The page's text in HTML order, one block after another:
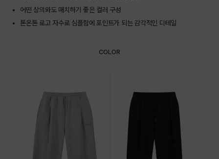
어떤 상의와도 매치하기 좋은 컬러 구성
톤온톤 로고 자수로 심플함에 포인트가 되는 감각적인 디테일
COLOR